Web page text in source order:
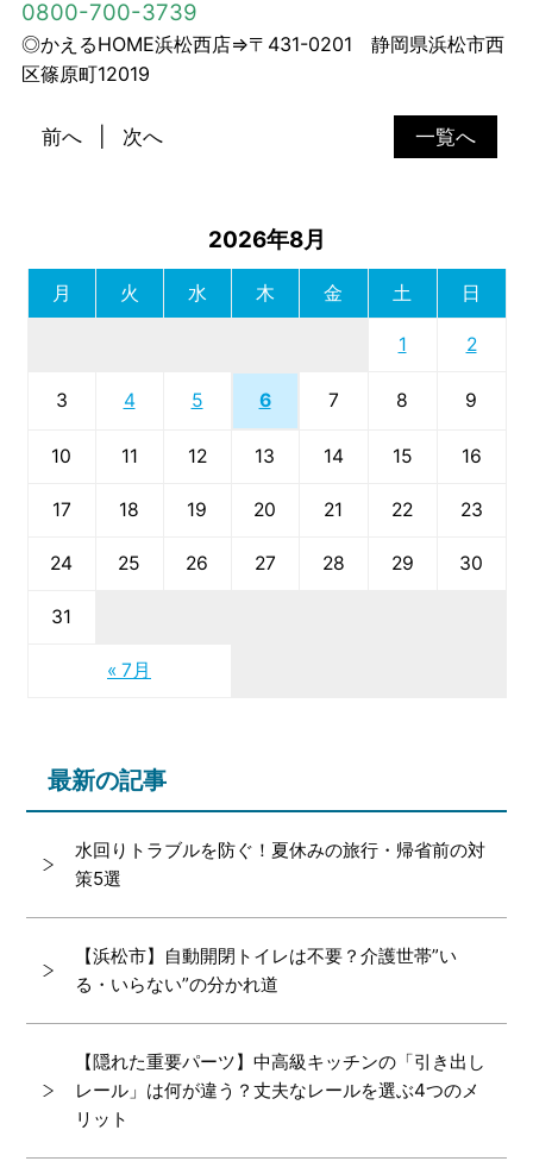
0800-700-3739
◎かえるHOME浜松西店⇒〒431-0201 静岡県浜松市西
区篠原町12019
一覧へ
前へ 次へ
2026年8月
月 火 水 木 金 土 日
« 7月
1 2
3 4 5 6 7 8 9
10 11 12 13 14 15 16
17 18 19 20 21 22 23
24 25 26 27 28 29 30
31
最新の記事
水回りトラブルを防ぐ！夏休みの旅行・帰省前の対
策5選
【浜松市】自動開閉トイレは不要？介護世帯”い
る・いらない”の分かれ道
【隠れた重要パーツ】中高級キッチンの「引き出し
レール」は何が違う？丈夫なレールを選ぶ4つのメ
リット